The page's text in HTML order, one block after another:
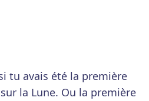
tu avais été la première
la Lune. Ou la première